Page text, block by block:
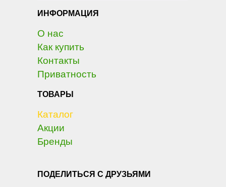
ИНФОРМАЦИЯ
О нас
Как купить
Контакты
Приватность
ТОВАРЫ
Каталог
Акции
Бренды
ПОДЕЛИТЬСЯ С ДРУЗЬЯМИ